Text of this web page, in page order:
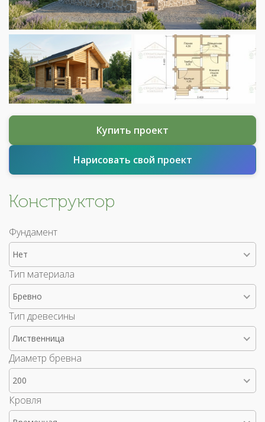
Купить проект
Нарисовать свой проект
Конструктор
Фундамент
Нет
Тип материала
Бревно
Тип древесины
Лиственница
Диаметр бревна
200
Кровля